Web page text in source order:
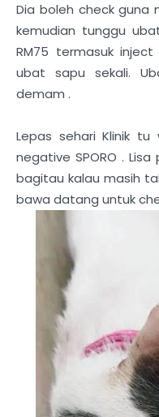
Dia boleh check guna
kemudian tunggu
RM75 termasuk
ubat sapu sekali.
demam .
Lepas sehari Klinik
negative SPORO .
bagitau kalau masih
bawa datang untuk